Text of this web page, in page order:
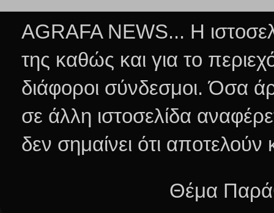
AGRAFA NEWS... Η
της καθώς και για το
διάφοροι σύνδεσμοι.Όσα
σε άλλη ιστοσελίδα
δεν σημαίνει ότι
Θέμα